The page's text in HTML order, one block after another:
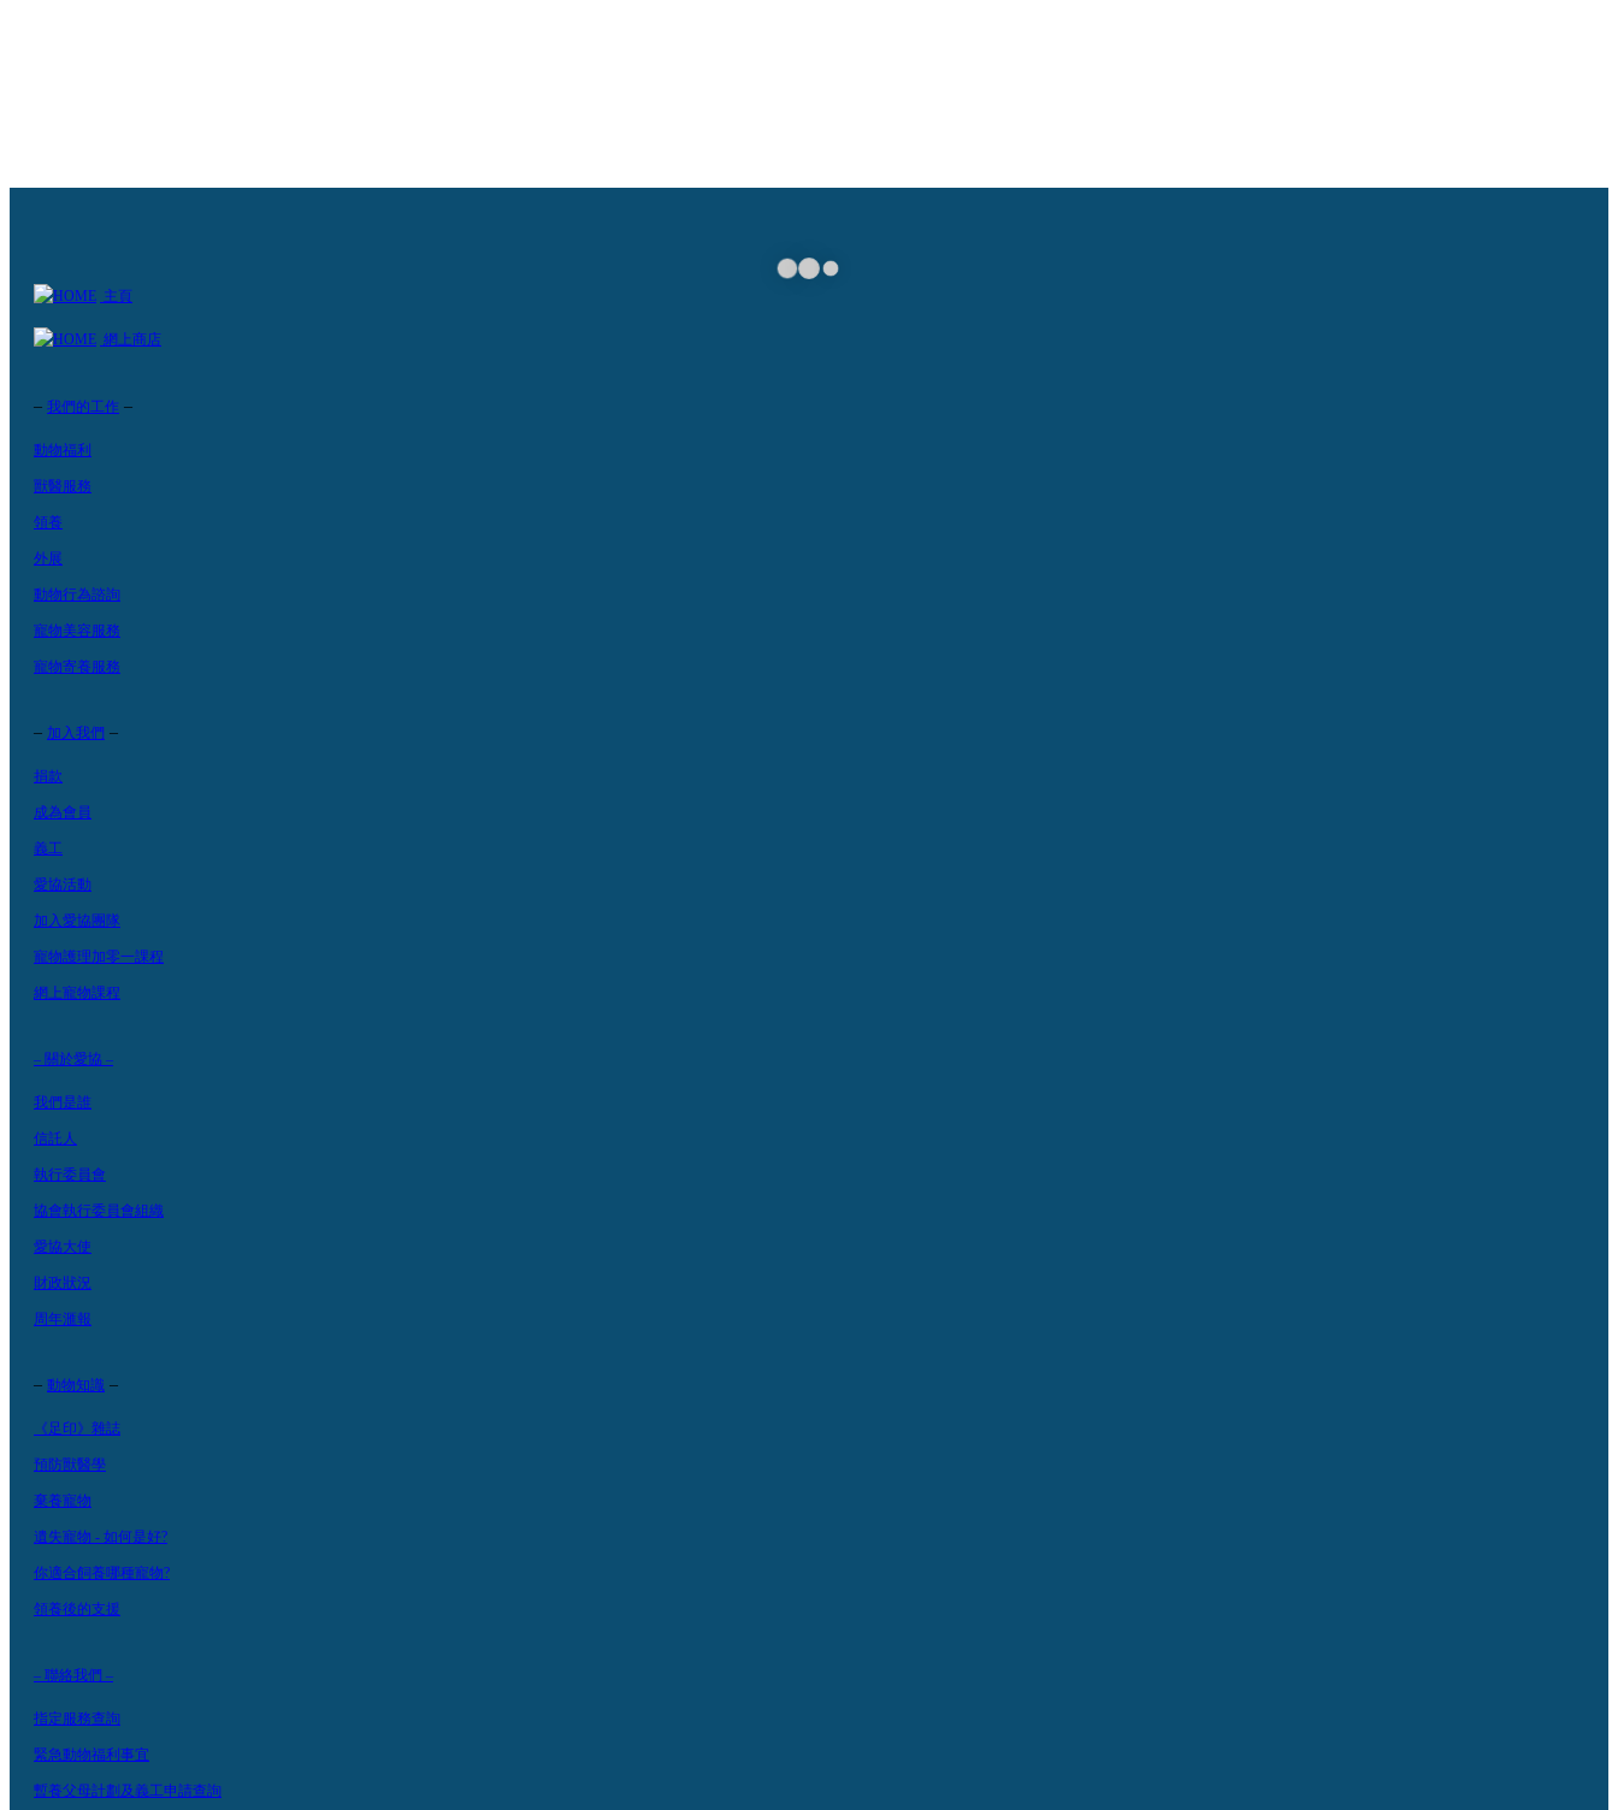
主頁
網上商店
– 我們的工作 –
動物福利
獸醫服務
領養
外展
動物行為諮詢
寵物美容服務
寵物寄養服務
– 加入我們 –
捐款
成為會員
義工
愛協活動
加入愛協團隊
寵物護理加零一課程
網上寵物課程
– 關於愛協 –
我們是誰
信託人
執行委員會
協會執行委員會組織
愛協大使
財政狀況
周年滙報
– 動物知識 –
《足印》雜誌
預防獸醫學
棄養寵物
遺失寵物 - 如何是好?
你適合飼養哪種寵物?
領養後的支援
– 聯絡我們 –
指定服務查詢
緊急動物福利事宜
暫養父母計劃及義工申請查詢